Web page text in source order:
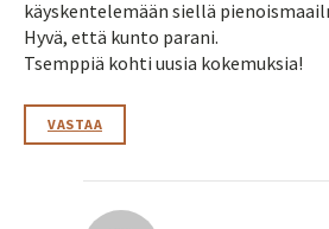
käyskentelemään siellä
Hyvä, että kunto parani.
Tsemppiä kohti uusia kokemuksia!
VASTAA